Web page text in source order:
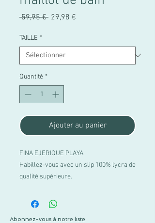
59,95 € Prix
29,98 €
TAILLE *
Quantité *
Ajouter au panier
FINA EJERIQUE PLAYA
Habillez-vous avec un slip 100% lycra de
qualité supérieure.
Abonnez-vous à notre liste